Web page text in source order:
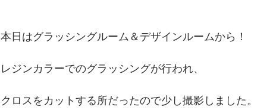
本日はグラッシングルーム＆デザインルームから！
レジンカラーでのグラッシングが行われ、
クロスをカットする所だったので少し撮影しました。